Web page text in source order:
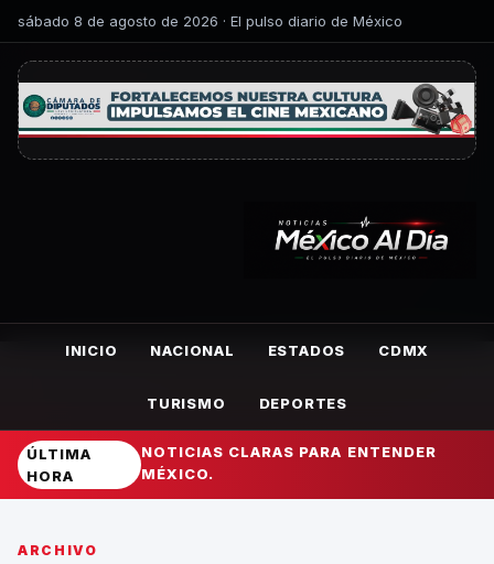
sábado 8 de agosto de 2026 · El pulso diario de México
INICIO NACIONAL ESTADOS CDMX
TURISMO DEPORTES
ÚLTIMA
HORA
NOTICIAS CLARAS PARA ENTENDER
MÉXICO.
ARCHIVO